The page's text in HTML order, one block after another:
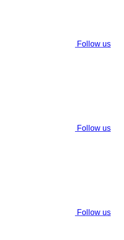
Follow us
Follow us
Follow us